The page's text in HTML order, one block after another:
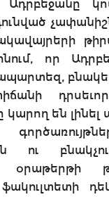
որ
են լինել
ու
ֆակուլտետի